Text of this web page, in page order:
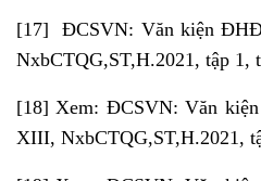
[17] ĐCSVN: Văn kiện
NxbCTQG,ST,H.2021, tập 1,
[18] Xem: ĐCSVN: Văn
XIII, NxbCTQG,ST,H.2021,